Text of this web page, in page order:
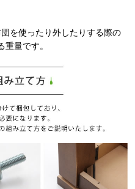
を使ったり外したりする際の
量です。